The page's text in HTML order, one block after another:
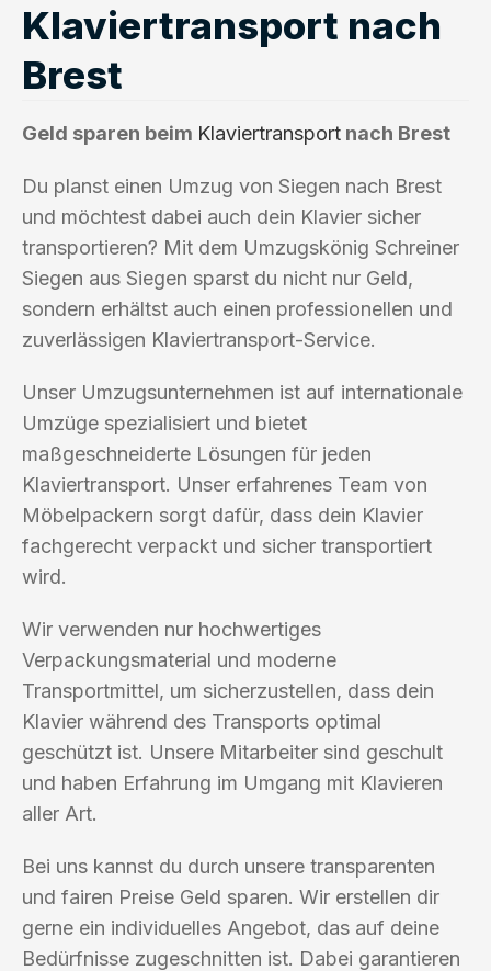
Klaviertransport nach
Brest
Geld sparen beim Klaviertransport nach Brest
Du planst einen Umzug von Siegen nach Brest
und möchtest dabei auch dein Klavier sicher
transportieren? Mit dem Umzugskönig Schreiner
Siegen aus Siegen sparst du nicht nur Geld,
sondern erhältst auch einen professionellen und
zuverlässigen Klaviertransport-Service.
Unser Umzugsunternehmen ist auf internationale
Umzüge spezialisiert und bietet
maßgeschneiderte Lösungen für jeden
Klaviertransport. Unser erfahrenes Team von
Möbelpackern sorgt dafür, dass dein Klavier
fachgerecht verpackt und sicher transportiert
wird.
Wir verwenden nur hochwertiges
Verpackungsmaterial und moderne
Transportmittel, um sicherzustellen, dass dein
Klavier während des Transports optimal
geschützt ist. Unsere Mitarbeiter sind geschult
und haben Erfahrung im Umgang mit Klavieren
aller Art.
Bei uns kannst du durch unsere transparenten
und fairen Preise Geld sparen. Wir erstellen dir
gerne ein individuelles Angebot, das auf deine
Bedürfnisse zugeschnitten ist. Dabei garantieren